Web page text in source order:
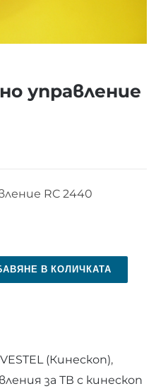
управление
RC 2440
В КОЛИЧКАТА
VESTEL (Кинескоп),
за ТВ с кинескоп